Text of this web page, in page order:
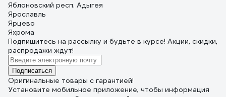
Яблоновский респ. Адыгея
Ярославль
Ярцево
Яхрома
Подпишитесь на рассылку и будьте в курсе! Акции, скидки,
распродажи ждут!
Подписаться
Оригинальные товары с гарантией!
Установите мобильное приложение, чтобы информация